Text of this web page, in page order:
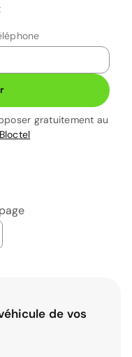
gratuitement au
Bloctel
de vos